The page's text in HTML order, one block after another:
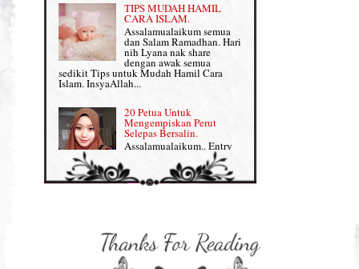
Review Part 3: Shaklee's Beauty Set
Senggugut dan Sindrom PMS
Set Berpantang Shaklee
Set Mighty Gems
Set Shaklee yang HOT SELLING
Shaklee Collagen Powder
Supplement Shaklee untuk Kanak-
TIPS MUDAH HAMIL
CARA ISLAM.
Assalamualaikum semua
dan Salam Ramadhan. Hari
nih Lyana nak share
dengan awak semua
sedikit Tips untuk Mudah Hamil Cara
Islam. InsyaAllah...
20 Petua Untuk
Mengempiskan Perut
Selepas Bersalin.
Assalamualaikum.. Entry
ini khusus Lyana share
dengan Mama-mama yang
baru lepas bersalin tengah berpantang tuu,
nak kembali kurus, flat da...
Untuk Bersalin Normal
Assalamualaikum semua :)
Entry kali nih Lyana nak